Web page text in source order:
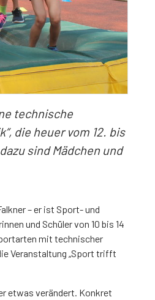
technische
die heuer vom 12. bis
sind Mädchen und
– er ist Sport- und
und Schüler von 10 bis 14
mit technischer
Veranstaltung „Sport trifft
etwas verändert. Konkret